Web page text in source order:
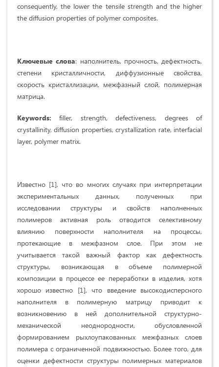
consequently, the lower the tensile strength and the higher
the diffusion properties of polymer composites.
Ключевые слова: наполнитель, прочность, дефектность,
степени кристалличности, диффузионные свойства,
скорость кристаллизации, межфазный слой, полимерная
матрица.
Keywords: filler, strength, defectiveness, degrees of
crystallinity, diffusion properties, crystallization rate, interfacial
layer, polymer matrix.
Известно [1], что во многих случаях при интерпретации
экспериментальных данных, полученных при
исследовании структуры и свойств наполненных
полимеров активная роль отводится селективному
влиянию поверхности наполнителя на процессы,
протекающие в межфазном слое. При этом не
учитывается такой важный фактор как дефектность
структуры, возникающая в объеме полимерной
композиции в процессе ее переработки в изделия, хотя
хорошо известно [1], что введение высокодисперсного
наполнителя в полимерную матрицу приводит к
возникновению в ней дополнительной структурно-
механической неоднородности, обусловленной
формированием рыхлоупакованных межфазных слоев
полимера с ограниченной подвижностью. Более того, для
оценки дефектности структуры полимерных материалов